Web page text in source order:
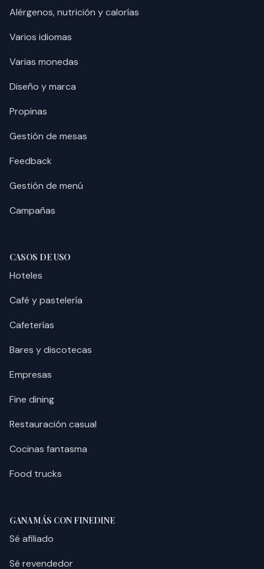
Alérgenos, nutrición y calorías
Varios idiomas
Varias monedas
Diseño y marca
Propinas
Gestión de mesas
Feedback
Gestión de menú
Campañas
CASOS DE USO
Hoteles
Café y pastelería
Cafeterías
Bares y discotecas
Empresas
Fine dining
Restauración casual
Cocinas fantasma
Food trucks
GANA MÁS CON FINEDINE
Sé afiliado
Sé revendedor